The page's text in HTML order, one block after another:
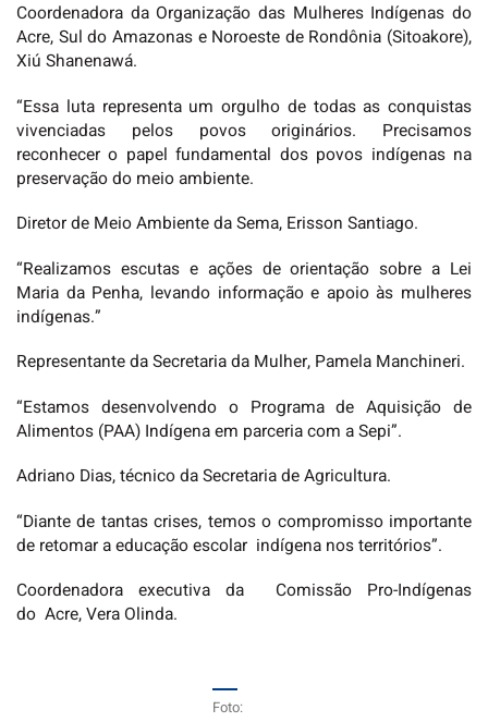
Coordenadora da Organização das Mulheres Indígenas do
Acre, Sul do Amazonas e Noroeste de Rondônia (Sitoakore),
Xiú Shanenawá.
“Essa luta representa um orgulho de todas as conquistas
vivenciadas pelos povos originários. Precisamos
reconhecer o papel fundamental dos povos indígenas na
preservação do meio ambiente.
Diretor de Meio Ambiente da Sema, Erisson Santiago.
“Realizamos escutas e ações de orientação sobre a Lei
Maria da Penha, levando informação e apoio às mulheres
indígenas.”
Representante da Secretaria da Mulher, Pamela Manchineri.
“Estamos desenvolvendo o Programa de Aquisição de
Alimentos (PAA) Indígena em parceria com a Sepi”.
Adriano Dias, técnico da Secretaria de Agricultura.
“Diante de tantas crises, temos o compromisso importante
de retomar a educação escolar indígena nos territórios”.
Coordenadora executiva da Comissão Pro-Indígenas
do Acre, Vera Olinda.
Foto: